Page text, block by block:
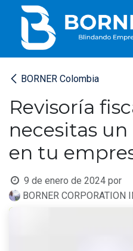
IR AL CONTENIDO
BORNER Colombia
Revisoría
necesitas
en tu
9 de enero de 2024 por
BORNER CORPORATION